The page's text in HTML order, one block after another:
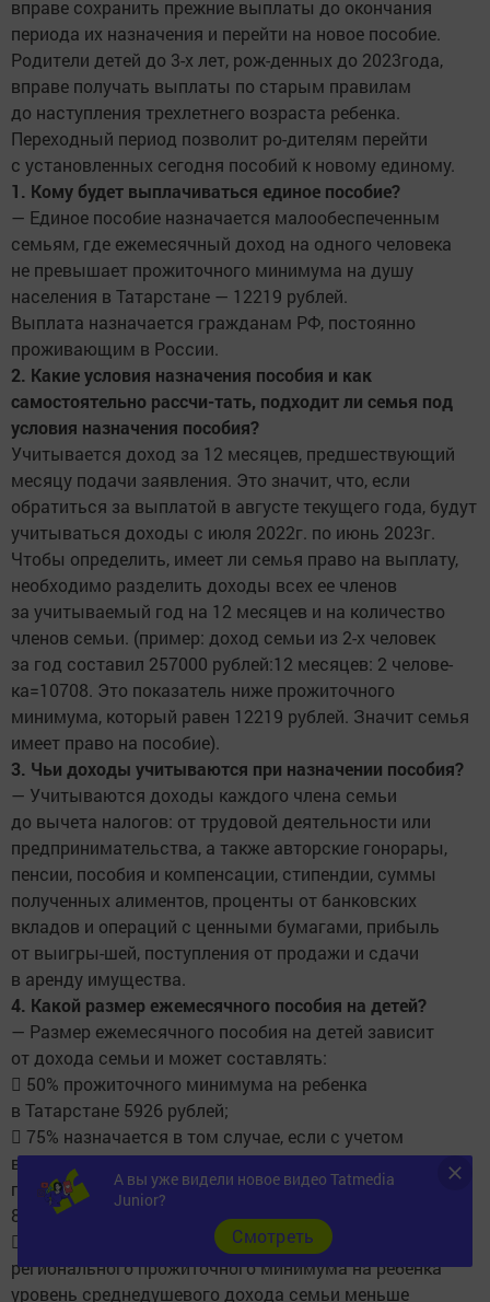
вправе сохранить прежние выплаты до окончания
периода их назначения и перейти на новое пособие.
Родители детей до 3-х лет, рож-денных до 2023года,
вправе получать выплаты по старым правилам
до наступления трехлетнего возраста ребенка.
Переходный период позволит ро-дителям перейти
с установленных сегодня пособий к новому единому.
1. Кому будет выплачиваться единое пособие?
— Единое пособие назначается малообеспеченным
семьям, где ежемесячный доход на одного человека
не превышает прожиточного минимума на душу
населения в Татарстане — 12219 рублей.
Выплата назначается гражданам РФ, постоянно
проживающим в России.
2. Какие условия назначения пособия и как
самостоятельно рассчи-тать, подходит ли семья под
условия назначения пособия?
Учитывается доход за 12 месяцев, предшествующий
месяцу подачи заявления. Это значит, что, если
обратиться за выплатой в августе текущего года, будут
учитываться доходы с июля 2022г. по июнь 2023г.
Чтобы определить, имеет ли семья право на выплату,
необходимо разделить доходы всех ее членов
за учитываемый год на 12 месяцев и на количество
членов семьи. (пример: доход семьи из 2-х человек
за год составил 257000 рублей:12 месяцев: 2 челове-
ка=10708. Это показатель ниже прожиточного
минимума, который равен 12219 рублей. Значит семья
имеет право на пособие).
3. Чьи доходы учитываются при назначении пособия?
— Учитываются доходы каждого члена семьи
до вычета налогов: от трудовой деятельности или
предпринимательства, а также авторские гонорары,
пенсии, пособия и компенсации, стипендии, суммы
полученных алиментов, проценты от банковских
вкладов и операций с ценными бумагами, прибыль
от выигры-шей, поступления от продажи и сдачи
в аренду имущества.
4. Какой размер ежемесячного пособия на детей?
— Размер ежемесячного пособия на детей зависит
от дохода семьи и может составлять:
 50% прожиточного минимума на ребенка
в Татарстане 5926 рублей;
 75% назначается в том случае, если с учетом
выплаты в размере 50% доход семьи меньше
прожиточного минимума на человека и составляет
8889 рублей;
 100% — если при назначении пособия в размере 75%
регионального прожиточного минимума на ребенка
уровень среднедушевого дохода семьи меньше
А вы уже видели новое видео Tatmedia
Junior?
Cмотреть